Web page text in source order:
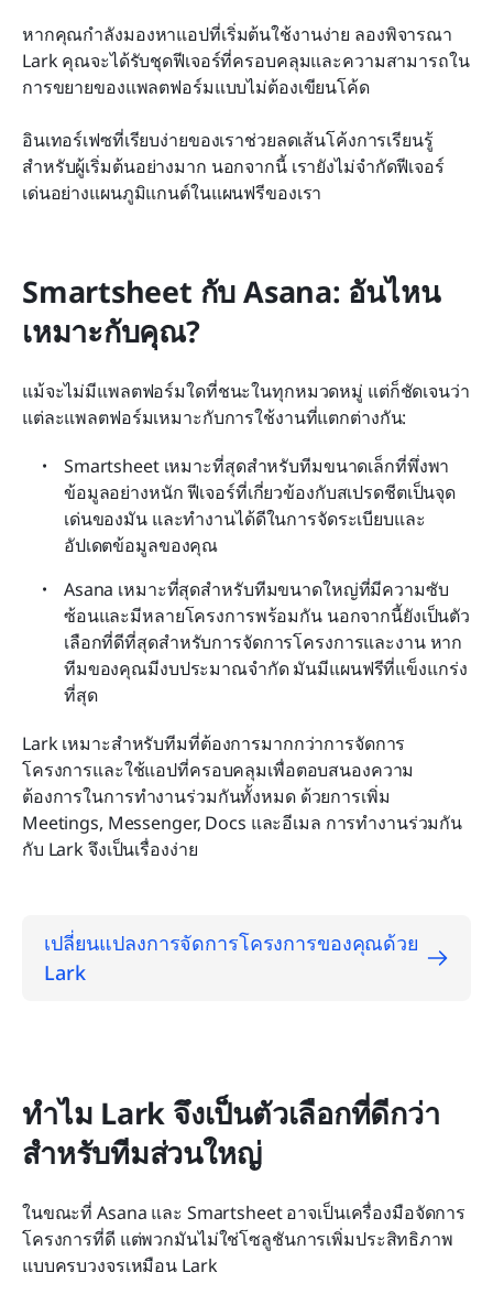
หากคุณกำลังมองหาแอปที่เริ่มต้นใช้งานง่าย ลองพิจารณา
Lark คุณจะได้รับชุดฟีเจอร์ที่ครอบคลุมและความสามารถใน
การขยายของแพลตฟอร์มแบบไม่ต้องเขียนโค้ด
อินเทอร์เฟซที่เรียบง่ายของเราช่วยลดเส้นโค้งการเรียนรู้
สำหรับผู้เริ่มต้นอย่างมาก นอกจากนี้ เรายังไม่จำกัดฟีเจอร์
เด่นอย่างแผนภูมิแกนต์ในแผนฟรีของเรา
Smartsheet กับ Asana: อันไหน
เหมาะกับคุณ?
แม้จะไม่มีแพลตฟอร์มใดที่ชนะในทุกหมวดหมู่ แต่ก็ชัดเจนว่า
แต่ละแพลตฟอร์มเหมาะกับการใช้งานที่แตกต่างกัน:
Smartsheet เหมาะที่สุดสำหรับทีมขนาดเล็กที่พึ่งพา
ข้อมูลอย่างหนัก ฟีเจอร์ที่เกี่ยวข้องกับสเปรดชีตเป็นจุด
เด่นของมัน และทำงานได้ดีในการจัดระเบียบและ
อัปเดตข้อมูลของคุณ
Asana เหมาะที่สุดสำหรับทีมขนาดใหญ่ที่มีความซับ
ซ้อนและมีหลายโครงการพร้อมกัน นอกจากนี้ยังเป็นตัว
เลือกที่ดีที่สุดสำหรับการจัดการโครงการและงาน หาก
ทีมของคุณมีงบประมาณจำกัด มันมีแผนฟรีที่แข็งแกร่ง
ที่สุด
Lark เหมาะสำหรับทีมที่ต้องการมากกว่าการจัดการ
โครงการและใช้แอปที่ครอบคลุมเพื่อตอบสนองความ
ต้องการในการทำงานร่วมกันทั้งหมด ด้วยการเพิ่ม
Meetings, Messenger, Docs และอีเมล การทำงานร่วมกัน
กับ Lark จึงเป็นเรื่องง่าย
เปลี่ยนแปลงการจัดการโครงการของคุณด้วย
Lark
ทำไม Lark จึงเป็นตัวเลือกที่ดีกว่า
สำหรับทีมส่วนใหญ่
ในขณะที่ Asana และ Smartsheet อาจเป็นเครื่องมือจัดการ
โครงการที่ดี แต่พวกมันไม่ใช่โซลูชันการเพิ่มประสิทธิภาพ
แบบครบวงจรเหมือน Lark